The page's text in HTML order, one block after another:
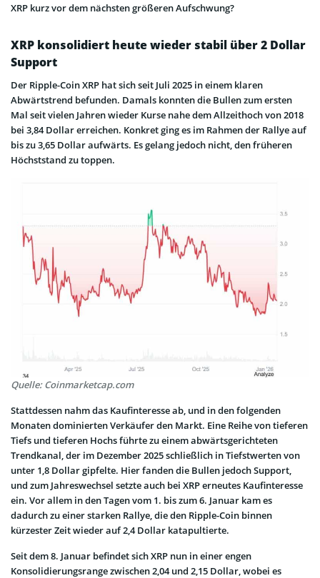
XRP kurz vor dem nächsten größeren Aufschwung?
XRP konsolidiert heute wieder stabil über 2 Dollar
Support
Der Ripple-Coin XRP hat sich seit Juli 2025 in einem klaren
Abwärtstrend befunden. Damals konnten die Bullen zum ersten
Mal seit vielen Jahren wieder Kurse nahe dem Allzeithoch von 2018
bei 3,84 Dollar erreichen. Konkret ging es im Rahmen der Rallye auf
bis zu 3,65 Dollar aufwärts. Es gelang jedoch nicht, den früheren
Höchststand zu toppen.
Quelle: Coinmarketcap.com
Stattdessen nahm das Kaufinteresse ab, und in den folgenden
Monaten dominierten Verkäufer den Markt. Eine Reihe von tieferen
Tiefs und tieferen Hochs führte zu einem abwärtsgerichteten
Trendkanal, der im Dezember 2025 schließlich in Tiefstwerten von
unter 1,8 Dollar gipfelte. Hier fanden die Bullen jedoch Support,
und zum Jahreswechsel setzte auch bei XRP erneutes Kaufinteresse
ein. Vor allem in den Tagen vom 1. bis zum 6. Januar kam es
dadurch zu einer starken Rallye, die den Ripple-Coin binnen
kürzester Zeit wieder auf 2,4 Dollar katapultierte.
Seit dem 8. Januar befindet sich XRP nun in einer engen
Konsolidierungsrange zwischen 2,04 und 2,15 Dollar, wobei es